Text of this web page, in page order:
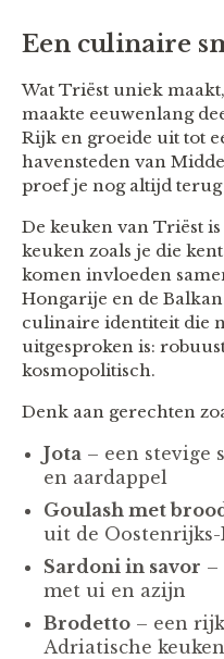
Een culinaire
Wat Triëst uniek
maakte eeuwenlang
Rijk en groeide uit tot
havensteden van
proef je nog altijd
De keuken van Triëst
keuken zoals je die
komen invloeden
Hongarije en de
culinaire identiteit die
uitgesproken is:
kosmopolitisch.
Denk aan gerechten
Jota – een stevige
en aardappel
Goulash met
uit de
Sardoni in savor –
met ui en azijn
Brodetto – een
Adriatische keuken